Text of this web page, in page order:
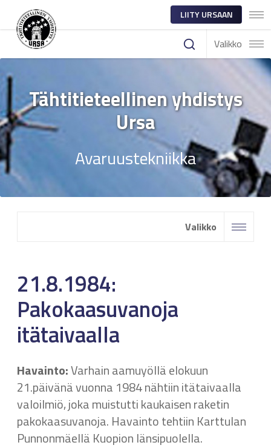
LIITY URSAAN
Valikko
Tähtitieteellinen yhdistys
Ursa
Avaruustekniikka
Valikko
21.8.1984:
Pakokaasuvanoja
itätaivaalla
Havainto:Varhain aamuyöllä elokuun
21.päivänä vuonna 1984 nähtiin itätaivaalla
valoilmiö, joka muistutti kaukaisen raketin
pakokaasuvanoja. Havainto tehtiin Karttulan
Punnonmäellä Kuopion länsipuolella.